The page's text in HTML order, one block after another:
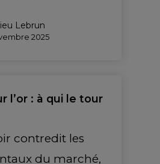
Lebrun
2025
l’or : à qui le tour
contredit les
du marché,